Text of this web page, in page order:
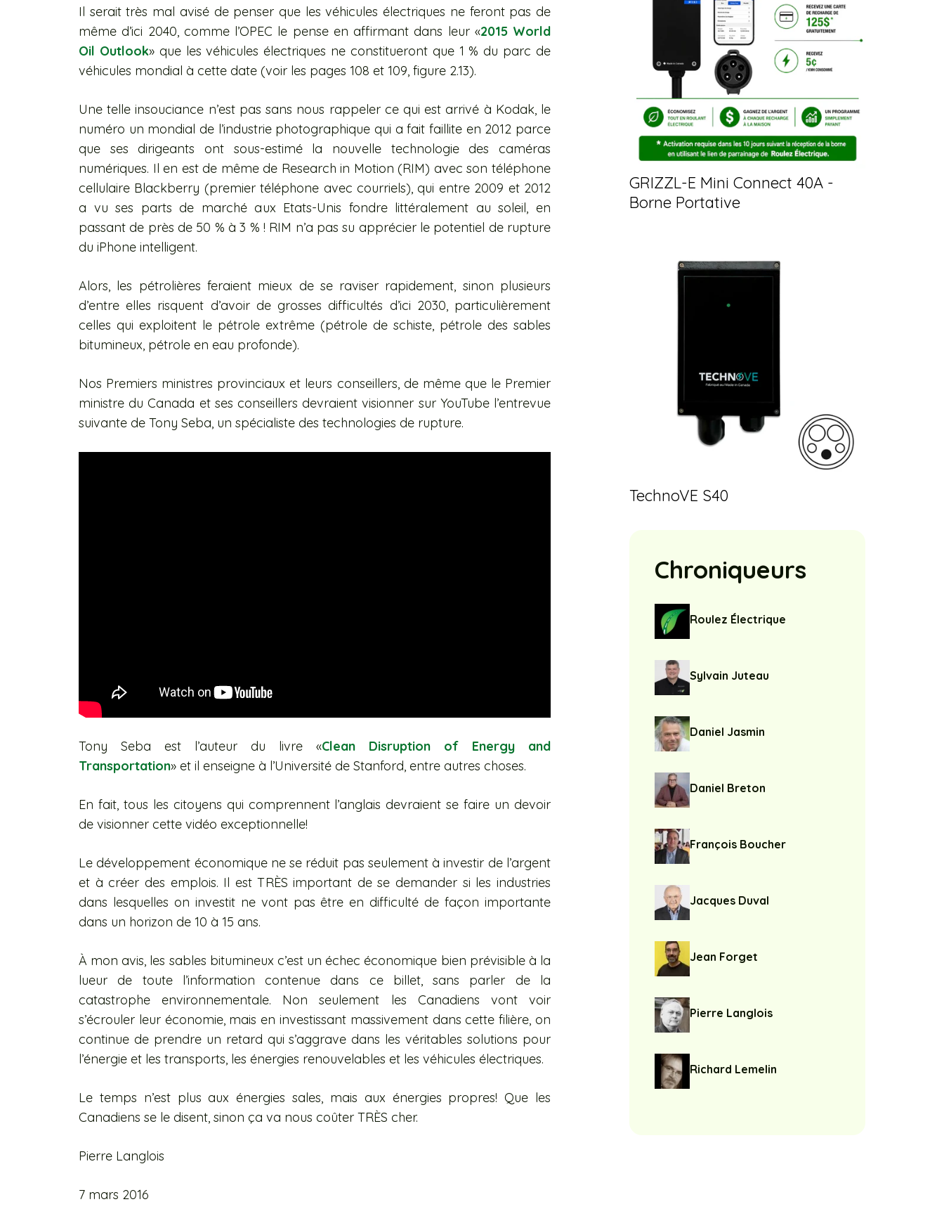
Il serait très mal avisé de penser que les véhicules électriques ne feront pas de
même d’ici 2040, comme l’OPEC le pense en affirmant dans leur «2015 World
Oil Outlook» que les véhicules électriques ne constitueront que 1 % du parc de
véhicules mondial à cette date (voir les pages 108 et 109, figure 2.13).
Une telle insouciance n’est pas sans nous rappeler ce qui est arrivé à Kodak, le
numéro un mondial de l’industrie photographique qui a fait faillite en 2012 parce
que ses dirigeants ont sous-estimé la nouvelle technologie des caméras
numériques. Il en est de même de Research in Motion (RIM) avec son téléphone
cellulaire Blackberry (premier téléphone avec courriels), qui entre 2009 et 2012
a vu ses parts de marché aux Etats-Unis fondre littéralement au soleil, en
passant de près de 50 % à 3 % ! RIM n’a pas su apprécier le potentiel de rupture
du iPhone intelligent.
Alors, les pétrolières feraient mieux de se raviser rapidement, sinon plusieurs
d’entre elles risquent d’avoir de grosses difficultés d’ici 2030, particulièrement
celles qui exploitent le pétrole extrême (pétrole de schiste, pétrole des sables
bitumineux, pétrole en eau profonde).
Nos Premiers ministres provinciaux et leurs conseillers, de même que le Premier
ministre du Canada et ses conseillers devraient visionner sur YouTube l’entrevue
suivante de Tony Seba, un spécialiste des technologies de rupture.
Tony Seba est l’auteur du livre «Clean Disruption of Energy and
Transportation» et il enseigne à l’Université de Stanford, entre autres choses.
En fait, tous les citoyens qui comprennent l’anglais devraient se faire un devoir
de visionner cette vidéo exceptionnelle!
Le développement économique ne se réduit pas seulement à investir de l’argent
et à créer des emplois. Il est TRÈS important de se demander si les industries
dans lesquelles on investit ne vont pas être en difficulté de façon importante
dans un horizon de 10 à 15 ans.
À mon avis, les sables bitumineux c’est un échec économique bien prévisible à la
lueur de toute l’information contenue dans ce billet, sans parler de la
catastrophe environnementale. Non seulement les Canadiens vont voir
s’écrouler leur économie, mais en investissant massivement dans cette filière, on
continue de prendre un retard qui s’aggrave dans les véritables solutions pour
l’énergie et les transports, les énergies renouvelables et les véhicules électriques.
Le temps n’est plus aux énergies sales, mais aux énergies propres! Que les
Canadiens se le disent, sinon ça va nous coûter TRÈS cher.
Pierre Langlois
7 mars 2016
GRIZZL-E Mini Connect 40A -
Borne Portative
TechnoVE S40
Chroniqueurs
Roulez Électrique
Sylvain Juteau
Daniel Jasmin
Daniel Breton
François Boucher
Jacques Duval
Jean Forget
Pierre Langlois
Richard Lemelin